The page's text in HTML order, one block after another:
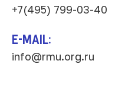
+7(495) 799-03-40
E-mail:
info@rmu.org.ru